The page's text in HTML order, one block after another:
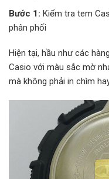
Bước 1: Kiểm tra tem
phân phối
Hiện tại, hầu như các
Casio với màu sắc mờ
mà không phải in chìm